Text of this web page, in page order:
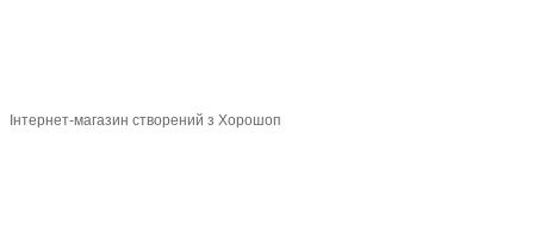
Інтернет-магазин створений з Хорошоп